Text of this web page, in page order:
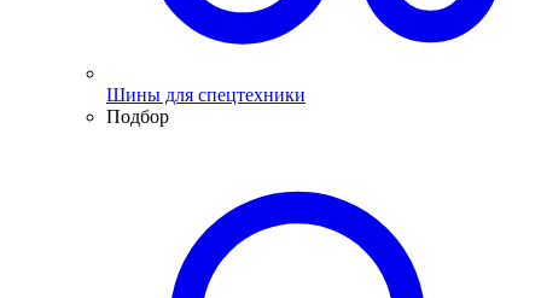
Шины для спецтехники
Подбор